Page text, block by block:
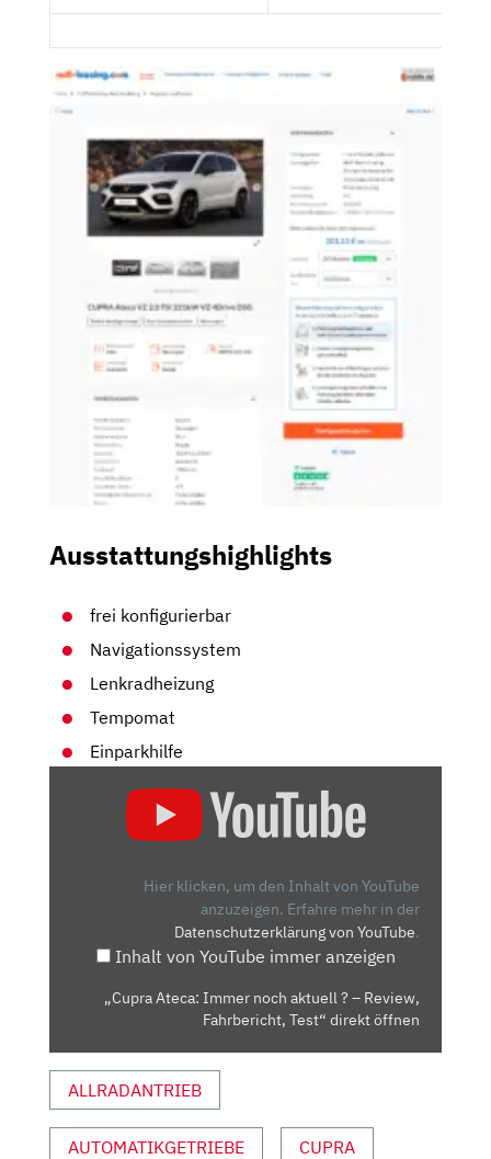
Ausstattungshighlights
frei konfigurierbar
Navigationssystem
Lenkradheizung
Tempomat
Einparkhilfe
REVIEW,
FAHRBERICHT,
YOUTUBE
ANZEIGEN
Hier klicken, um den Inhalt von YouTube
anzuzeigen. Erfahre mehr in der
Datenschutzerklärung von YouTube.
Inhalt von YouTube immer anzeigen
„Cupra Ateca: Immer noch aktuell ? – Review,
Fahrbericht, Test“ direkt öffnen
ALLRADANTRIEB
AUTOMATIKGETRIEBE CUPRA